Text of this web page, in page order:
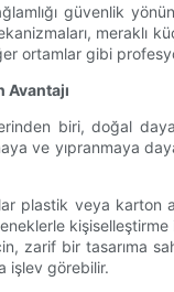
güvenlik
ortamlar gibi
Avantajı
biri, doğal
ve yıpranmaya
plastik veya
zarif bir tasarıma
işlev görebilir.